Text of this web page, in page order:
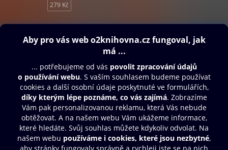
279 Kč
Obsah ke stažení
Další zábava
© O2 Czech Republic a.s.
Nákupní řád